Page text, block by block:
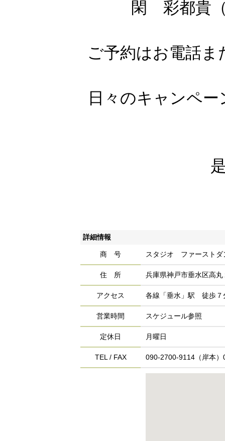
閑 彩都貴
ご予約はお電話ま
日々のキャンペ
詳細情報
商 号 スタジオ ファースト
住 所 兵庫県神戸市垂水区高
アクセス 各線「垂水」駅 徒歩７
営業時間 スケジュール参照
定休日 月曜日
TEL / FAX 090-2700-9114（岸本